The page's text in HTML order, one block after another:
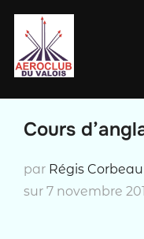
contenu
Cours
par Régis Corbeau
sur Publié
7 novembre